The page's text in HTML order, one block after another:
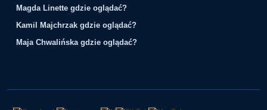
Magda Linette gdzie oglądać?
Kamil Majchrzak gdzie oglądać?
Maja Chwalińska gdzie oglądać?